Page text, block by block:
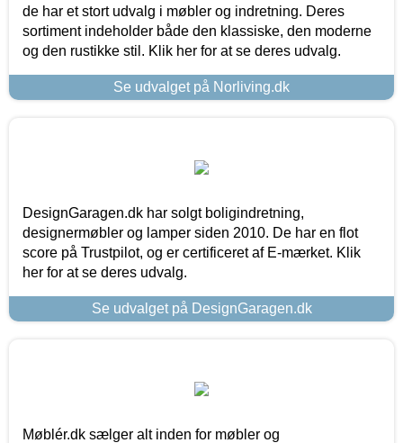
de har et stort udvalg i møbler og indretning. Deres
sortiment indeholder både den klassiske, den moderne
og den rustikke stil. Klik her for at se deres udvalg.
Se udvalget på Norliving.dk
DesignGaragen.dk har solgt boligindretning,
designermøbler og lamper siden 2010. De har en flot
score på Trustpilot, og er certificeret af E-mærket. Klik
her for at se deres udvalg.
Se udvalget på DesignGaragen.dk
Møblér.dk sælger alt inden for møbler og